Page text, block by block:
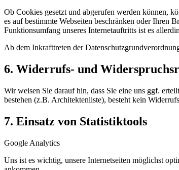
Ob Cookies gesetzt und abgerufen werden können,
es auf bestimmte Webseiten beschränken oder Ihren
Funktionsumfang unseres Internetauftritts ist es
Ab dem Inkrafttreten der
6. Widerrufs- und
Wir weisen Sie darauf hin, dass Sie eine uns ggf.
bestehen (z.B. Architektenliste), besteht kein
7. Einsatz von Statistiktools
Google Analytics
Uns ist es wichtig, unsere Internetseiten möglichst